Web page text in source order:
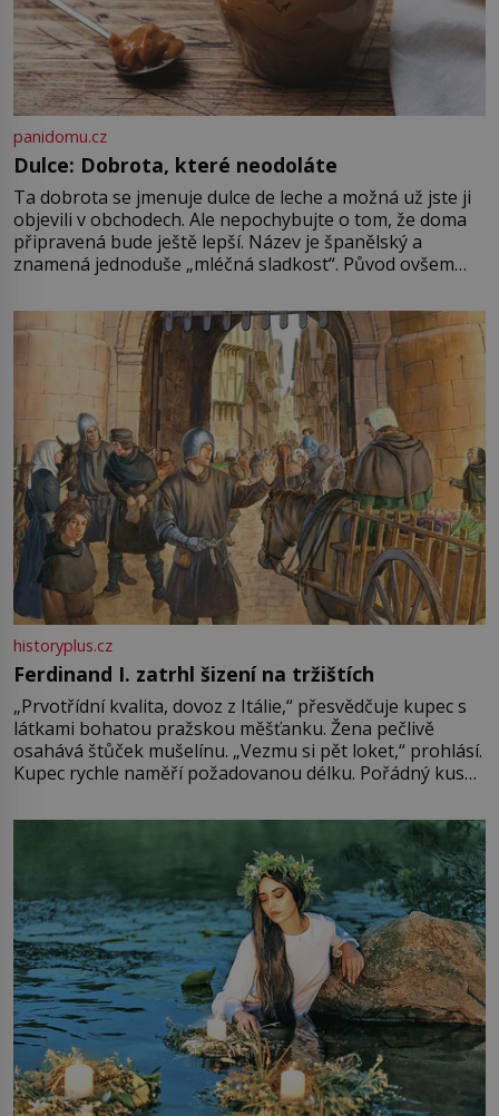
panidomu.cz
Dulce: Dobrota, které neodoláte
Ta dobrota se jmenuje dulce de leche a možná už jste ji
objevili v obchodech. Ale nepochybujte o tom, že doma
připravená bude ještě lepší. Název je španělský a
znamená jednoduše „mléčná sladkost“. Původ ovšem
pře hned několik latinskoamerických zemí a k tomu
Francie, kde se traduje,
historyplus.cz
Ferdinand I. zatrhl šizení na tržištích
„Prvotřídní kvalita, dovoz z Itálie,“ přesvědčuje kupec s
látkami bohatou pražskou měšťanku. Žena pečlivě
osahává štůček mušelínu. „Vezmu si pět loket,“ prohlásí.
Kupec rychle naměří požadovanou délku. Pořádný kus
milostpaní. Stačí jenom na sukni,“ zhodnotí švadlena
množství růžového mušelínu. „Ošidili vás, podívejte.“